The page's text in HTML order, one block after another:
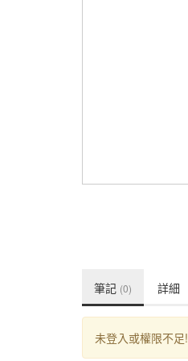
筆記 (0) 詳細
未登入或權限不足!